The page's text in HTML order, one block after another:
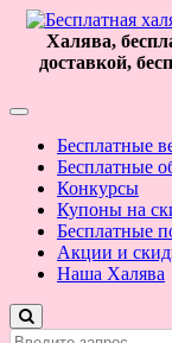
Халява,
доставкой,
Бесплатные
Бесплатные
Конкурсы
Купоны на
Бесплатные
Акции и
Наша Халява